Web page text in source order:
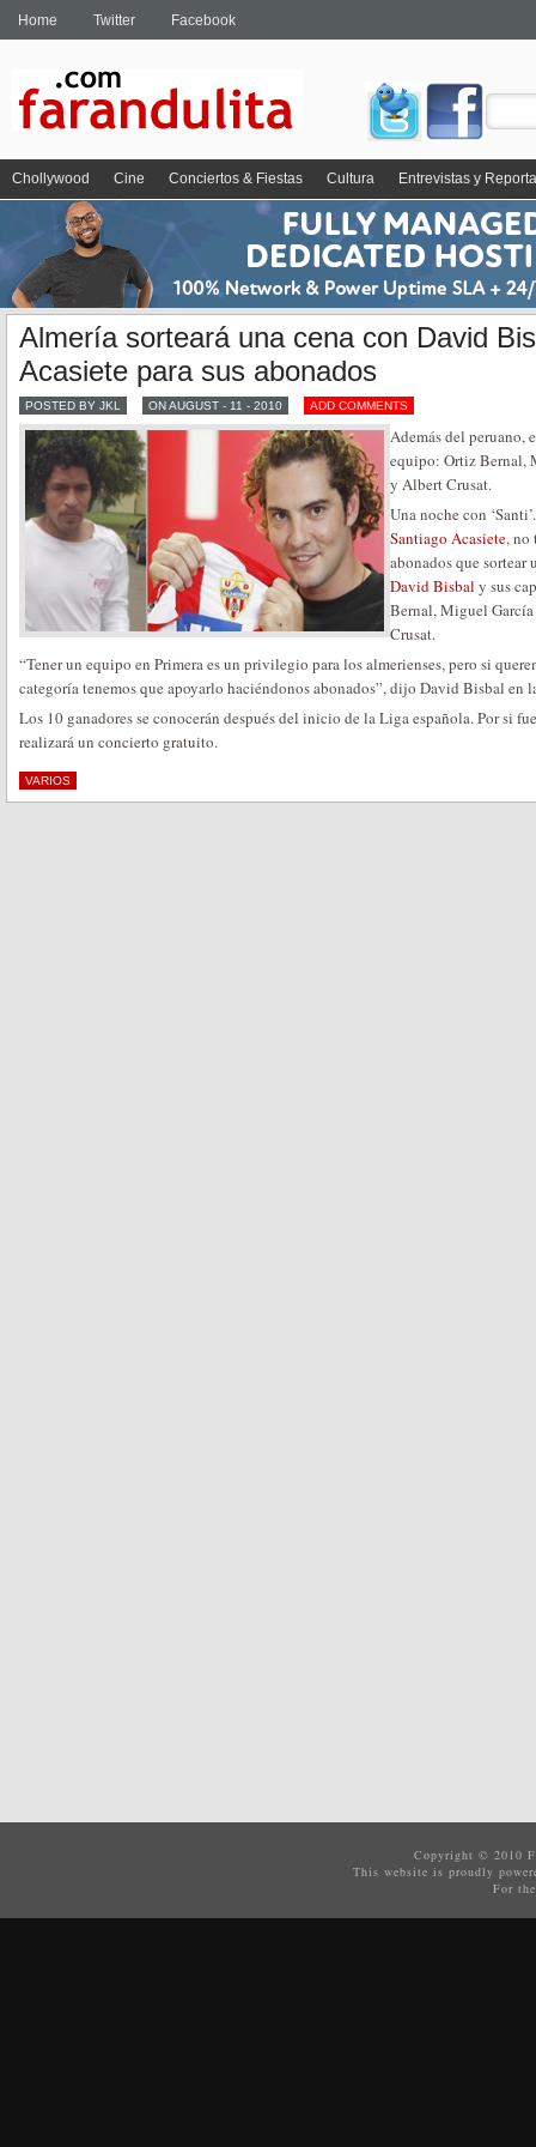
Home Twitter Facebook
Chollywood Cine Conciertos & Fiestas Cultura Entrevistas y
Almería sorteará una cena con David
Acasiete para sus abonados
POSTED BY JKL ON AUGUST - 11 - 2010 ADD COMMENTS
Además del peruano,
equipo: Ortiz Bernal,
y Albert Crusat.
Una noche con
Santiago Acasiete, no
abonados que sortear
David Bisbal y sus
Bernal, Miguel
Crusat.
“Tener un equipo en Primera es un privilegio para los almerienses, pero si
categoría tenemos que apoyarlo haciéndonos abonados”, dijo David Bisbal en
Los 10 ganadores se conocerán después del inicio de la Liga española. Por si
realizará un concierto gratuito.
VARIOS
Copyright © 2010
This website is proudly
For